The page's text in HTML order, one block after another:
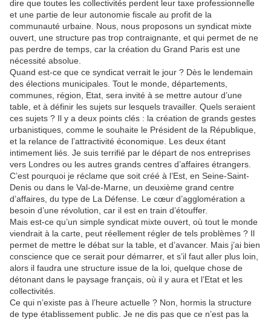
dire que toutes les collectivités perdent leur taxe professionnelle
et une partie de leur autonomie fiscale au profit de la
communauté urbaine. Nous, nous proposons un syndicat mixte
ouvert, une structure pas trop contraignante, et qui permet de ne
pas perdre de temps, car la création du Grand Paris est une
nécessité absolue.
Quand est-ce que ce syndicat verrait le jour ? Dès le lendemain
des élections municipales. Tout le monde, départements,
communes, région, Etat, sera invité à se mettre autour d’une
table, et à définir les sujets sur lesquels travailler. Quels seraient
ces sujets ? Il y a deux points clés : la création de grands gestes
urbanistiques, comme le souhaite le Président de la République,
et la relance de l’attractivité économique. Les deux étant
intimement liés. Je suis terrifié par le départ de nos entreprises
vers Londres ou les autres grands centres d’affaires étrangers.
C’est pourquoi je réclame que soit créé à l’Est, en Seine-Saint-
Denis ou dans le Val-de-Marne, un deuxième grand centre
d’affaires, du type de La Défense. Le cœur d’agglomération a
besoin d’une révolution, car il est en train d’étouffer.
Mais est-ce qu’un simple syndicat mixte ouvert, où tout le monde
viendrait à la carte, peut réellement régler de tels problèmes ? Il
permet de mettre le débat sur la table, et d’avancer. Mais j’ai bien
conscience que ce serait pour démarrer, et s’il faut aller plus loin,
alors il faudra une structure issue de la loi, quelque chose de
détonant dans le paysage français, où il y aura et l’Etat et les
collectivités.
Ce qui n’existe pas à l’heure actuelle ? Non, hormis la structure
de type établissement public. Je ne dis pas que ce n’est pas la